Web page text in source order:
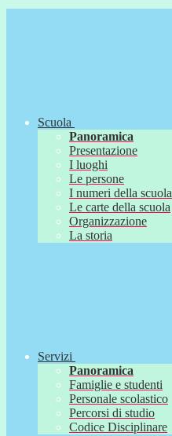
Scuola
Panoramica
Presentazione
I luoghi
Le persone
I numeri della scuola
Le carte della scuola
Organizzazione
La storia
Servizi
Panoramica
Famiglie e studenti
Personale scolastico
Percorsi di studio
Codice Disciplinare